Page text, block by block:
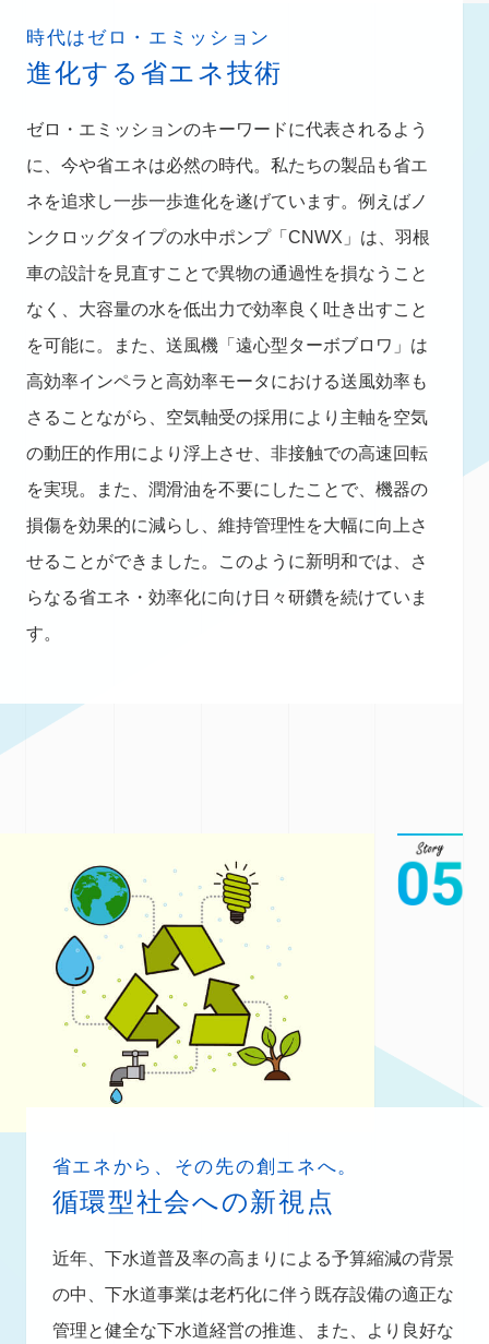
時代はゼロ・エミッション
進化する省エネ技術
ゼロ・エミッションのキーワードに代表されるよう
に、今や省エネは必然の時代。私たちの製品も省エ
ネを追求し一歩一歩進化を遂げています。例えばノ
ンクロッグタイプの水中ポンプ「CNWX」は、羽根
車の設計を見直すことで異物の通過性を損なうこと
なく、大容量の水を低出力で効率良く吐き出すこと
を可能に。また、送風機「遠心型ターボブロワ」は
高効率インペラと高効率モータにおける送風効率も
さることながら、空気軸受の採用により主軸を空気
の動圧的作用により浮上させ、非接触での高速回転
を実現。また、潤滑油を不要にしたことで、機器の
損傷を効果的に減らし、維持管理性を大幅に向上さ
せることができました。このように新明和では、さ
らなる省エネ・効率化に向け日々研鑽を続けていま
す。
省エネから、その先の創エネへ。
循環型社会への新視点
近年、下水道普及率の高まりによる予算縮減の背景
の中、下水道事業は老朽化に伴う既存設備の適正な
管理と健全な下水道経営の推進、また、より良好な